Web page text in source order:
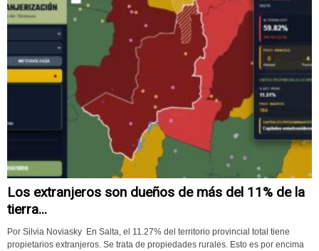
Los extranjeros son dueños de más del 11% de la
tierra...
Por Silvia Noviasky En Salta, el 11.27% del territorio provincial total tiene
propietarios extranjeros. Se trata de propiedades rurales. Esto es por encima